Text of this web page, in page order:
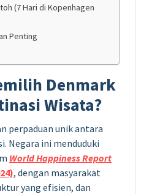
(7 Hari di Kopenhagen
Penting
Denmark
Wisata?
perpaduan unik antara
Negara ini menduduki
World Happiness Report
, dengan masyarakat
yang efisien, dan